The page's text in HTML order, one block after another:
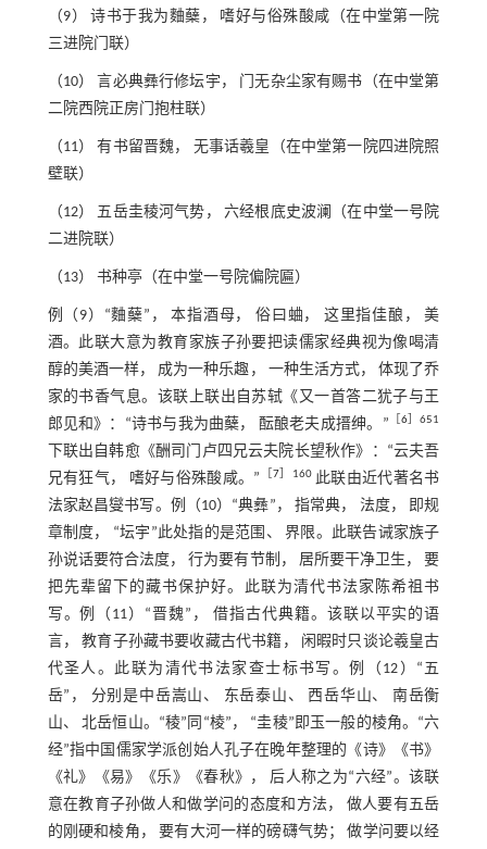
（9） 诗书于我为麯蘖， 嗜好与俗殊酸咸（在中堂第一院
三进院门联）
（10） 言必典彝行修坛宇， 门无杂尘家有赐书（在中堂第
二院西院正房门抱柱联）
（11） 有书留晋魏， 无事话羲皇（在中堂第一院四进院照
壁联）
（12） 五岳圭稜河气势， 六经根底史波澜（在中堂一号院
二进院联）
（13） 书种亭（在中堂一号院偏院匾）
例（9）“麯蘖”， 本指酒母， 俗曰蛐， 这里指佳酿， 美
酒。此联大意为教育家族子孙要把读儒家经典视为像喝清
醇的美酒一样， 成为一种乐趣， 一种生活方式， 体现了乔
家的书香气息。该联上联出自苏轼《又一首答二犹子与王
郎见和》：“诗书与我为曲蘖， 酝酿老夫成搢绅。”
6］651
下联出自韩愈《酬司门卢四兄云夫院长望秋作》：“云夫吾
兄有狂气， 嗜好与俗殊酸咸。”
［7 ］160此联由近代著名书
法家赵昌燮书写。例（10）“典彝”， 指常典， 法度， 即规
章制度， “坛宇”此处指的是范围、 界限。此联告诫家族子
孙说话要符合法度， 行为要有节制， 居所要干净卫生， 要
把先辈留下的藏书保护好。此联为清代书法家陈希祖书
写。例（11）“晋魏”， 借指古代典籍。该联以平实的语
言， 教育子孙藏书要收藏古代书籍， 闲暇时只谈论羲皇古
代圣人。此联为清代书法家查士标书写。例（12）“五
岳”， 分别是中岳嵩山、 东岳泰山、 西岳华山、 南岳衡
山、 北岳恒山。“稜”同“棱”， “圭稜”即玉一般的棱角。“六
经”指中国儒家学派创始人孔子在晚年整理的《诗》《书》
《礼》《易》《乐》《春秋》， 后人称之为“六经”。该联
意在教育子孙做人和做学问的态度和方法， 做人要有五岳
的刚硬和棱角， 要有大河一样的磅礴气势； 做学问要以经